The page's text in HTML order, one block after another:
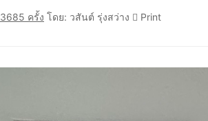
3685 ครั้ง โดย: วสันต์ รุ่งสว่าง Print